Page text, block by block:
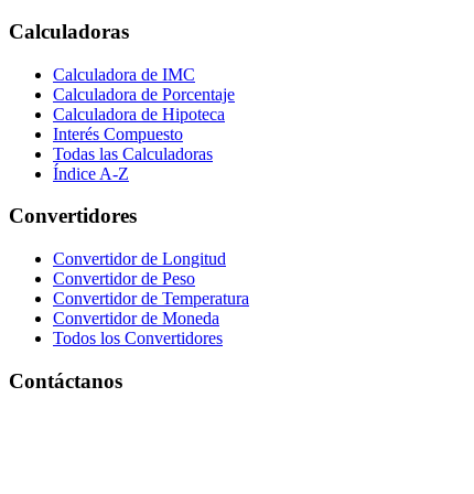
Calculadoras
Calculadora de IMC
Calculadora de Porcentaje
Calculadora de Hipoteca
Interés Compuesto
Todas las Calculadoras
Índice A-Z
Convertidores
Convertidor de Longitud
Convertidor de Peso
Convertidor de Temperatura
Convertidor de Moneda
Todos los Convertidores
Contáctanos